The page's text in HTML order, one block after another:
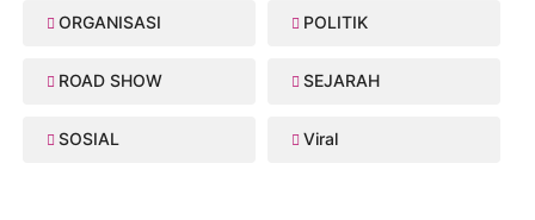
ORGANISASI POLITIK
ROAD SHOW SEJARAH
SOSIAL Viral